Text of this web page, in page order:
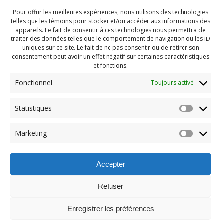
Pour offrir les meilleures expériences, nous utilisons des technologies
telles que les témoins pour stocker et/ou accéder aux informations des
appareils. Le fait de consentir à ces technologies nous permettra de
traiter des données telles que le comportement de navigation ou les ID
uniques sur ce site. Le fait de ne pas consentir ou de retirer son
consentement peut avoir un effet négatif sur certaines caractéristiques
et fonctions.
Fonctionnel Toujours activé
Statistiques
Marketing
Accepter
Refuser
Enregistrer les préférences
Navigation
de
l'article
Previous
Atelier horreur 2022 (49)
© 2026 Maison des Jeunes de Boucherville.